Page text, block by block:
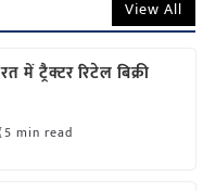
View All
में ट्रैक्टर रिटेल बिक्री
5 min read